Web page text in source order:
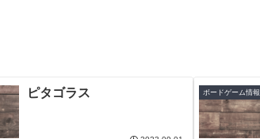
ピタゴラス ボードゲーム情報